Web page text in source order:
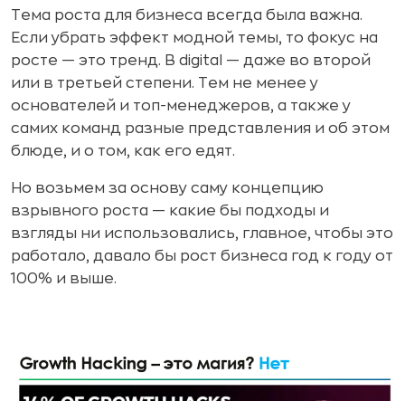
Тема роста для бизнеса всегда была важна.
Если убрать эффект модной темы, то фокус на
росте — это тренд. В digital — даже во второй
или в третьей степени. Тем не менее у
основателей и топ-менеджеров, а также у
самих команд разные представления и об этом
блюде, и о том, как его едят.
Но возьмем за основу саму концепцию
взрывного роста — какие бы подходы и
взгляды ни использовались, главное, чтобы это
работало, давало бы рост бизнеса год к году от
100% и выше.